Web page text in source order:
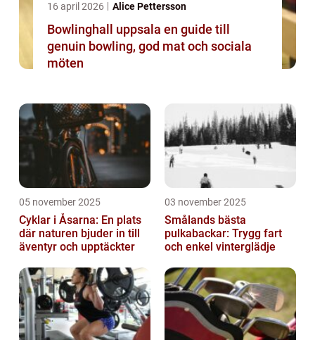
16 april 2026 Alice Pettersson
Bowlinghall uppsala en guide till
genuin bowling, god mat och sociala
möten
05 november 2025
Cyklar i Åsarna: En plats
där naturen bjuder in till
äventyr och upptäckter
03 november 2025
Smålands bästa
pulkabackar: Trygg fart
och enkel vinterglädje